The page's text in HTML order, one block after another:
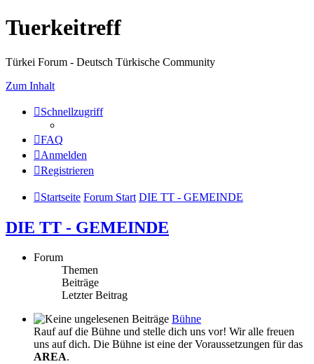
Tuerkeitreff
Türkei Forum - Deutsch Türkische Community
Zum Inhalt
Schnellzugriff
FAQ
Anmelden
Registrieren
Startseite Forum Start DIE TT - GEMEINDE
DIE TT - GEMEINDE
Forum
Themen
Beiträge
Letzter Beitrag
Bühne
Rauf auf die Bühne und stelle dich uns vor! Wir alle freuen
uns auf dich. Die Bühne ist eine der Voraussetzungen für das
AREA.